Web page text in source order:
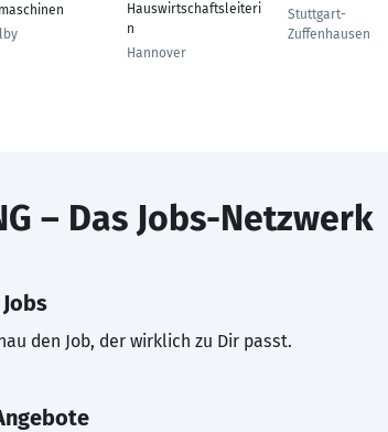
Hauswirtschaftsleiteri
n
Hannover
Stuttgart-
Zuffenhausen
– Das Jobs-Netzwerk
den Job, der wirklich zu Dir passt.